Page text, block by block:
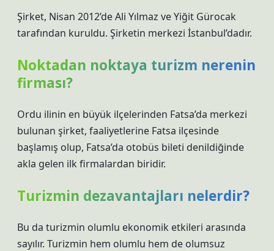
Şirket, Nisan 2012’de Ali Yılmaz ve Yiğit Gürocak
tarafından kuruldu. Şirketin merkezi İstanbul’dadır.
Noktadan noktaya turizm nerenin
firması?
Ordu ilinin en büyük ilçelerinden Fatsa’da merkezi
bulunan şirket, faaliyetlerine Fatsa ilçesinde
başlamış olup, Fatsa’da otobüs bileti denildiğinde
akla gelen ilk firmalardan biridir.
Turizmin dezavantajları nelerdir?
Bu da turizmin olumlu ekonomik etkileri arasında
sayılır. Turizmin hem olumlu hem de olumsuz